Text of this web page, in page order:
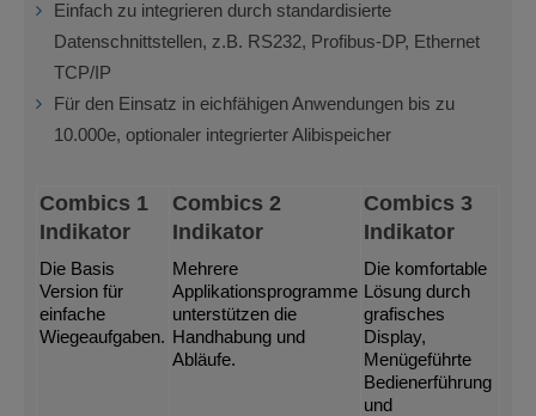
Einfach zu integrieren durch standardisierte
Datenschnittstellen, z.B. RS232, Profibus-DP, Ethernet
TCP/IP
Für den Einsatz in eichfähigen Anwendungen bis zu
10.000e, optionaler integrierter Alibispeicher
Combics 1
Indikator
Die Basis
Version für
einfache
Wiegeaufgaben.
Combics 2
Indikator
Mehrere
Applikationsprogramme
unterstützen die
Handhabung und
Abläufe.
Combics 3
Indikator
Die komfortable
Lösung durch
grafisches
Display,
Menügeführte
Bedienerführung
und